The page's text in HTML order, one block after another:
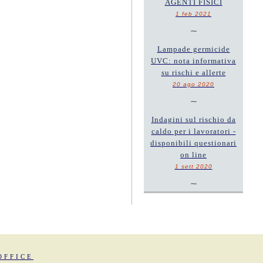
AGENTI FISICI
1 feb 2021
~
Lampade germicide
UVC: nota informativa
su rischi e allerte
20 ago 2020
~
Indagini sul rischio da
caldo per i lavoratori -
disponibili questionari
on line
1 sett 2020
~